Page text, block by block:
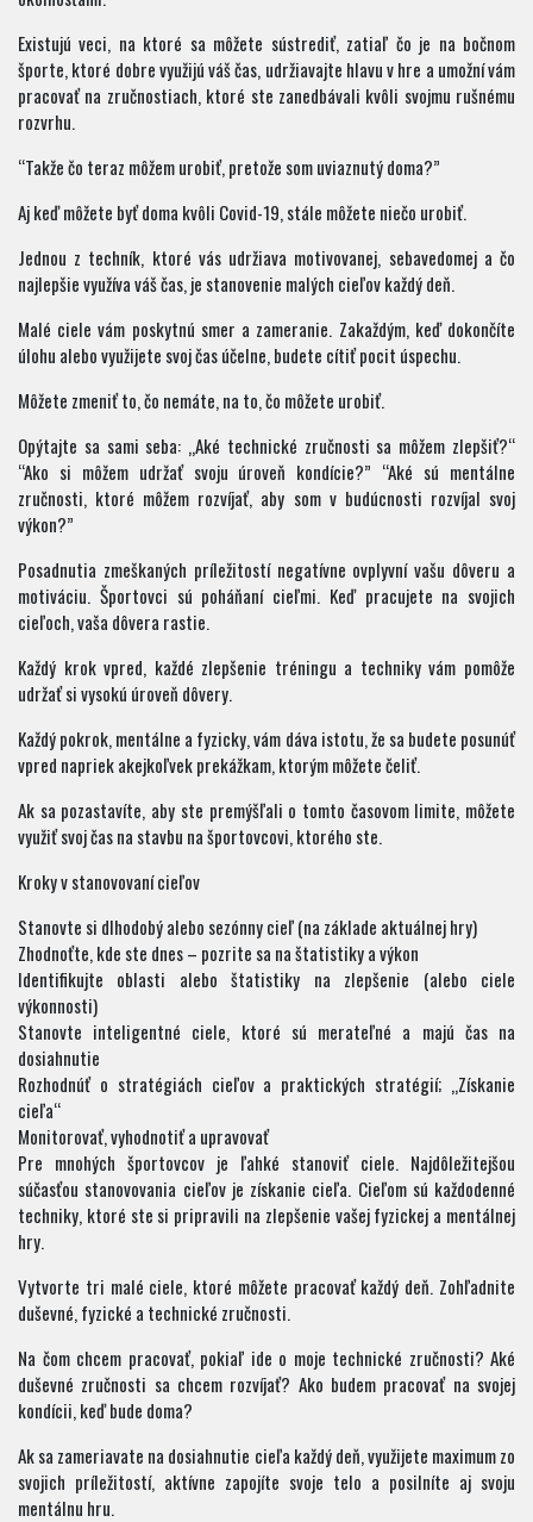
Existujú veci, na ktoré sa môžete sústrediť, zatiaľ čo je na bočnom
športe, ktoré dobre využijú váš čas, udržiavajte hlavu v hre a umožní vám
pracovať na zručnostiach, ktoré ste zanedbávali kvôli svojmu rušnému
rozvrhu.
“Takže čo teraz môžem urobiť, pretože som uviaznutý doma?”
Aj keď môžete byť doma kvôli Covid-19, stále môžete niečo urobiť.
Jednou z techník, ktoré vás udržiava motivovanej, sebavedomej a čo
najlepšie využíva váš čas, je stanovenie malých cieľov každý deň.
Malé ciele vám poskytnú smer a zameranie. Zakaždým, keď dokončíte
úlohu alebo využijete svoj čas účelne, budete cítiť pocit úspechu.
Môžete zmeniť to, čo nemáte, na to, čo môžete urobiť.
Opýtajte sa sami seba: „Aké technické zručnosti sa môžem zlepšiť?“
“Ako si môžem udržať svoju úroveň kondície?” “Aké sú mentálne
zručnosti, ktoré môžem rozvíjať, aby som v budúcnosti rozvíjal svoj
výkon?”
Posadnutia zmeškaných príležitostí negatívne ovplyvní vašu dôveru a
motiváciu. Športovci sú poháňaní cieľmi. Keď pracujete na svojich
cieľoch, vaša dôvera rastie.
Každý krok vpred, každé zlepšenie tréningu a techniky vám pomôže
udržať si vysokú úroveň dôvery.
Každý pokrok, mentálne a fyzicky, vám dáva istotu, že sa budete posunúť
vpred napriek akejkoľvek prekážkam, ktorým môžete čeliť.
Ak sa pozastavíte, aby ste premýšľali o tomto časovom limite, môžete
využiť svoj čas na stavbu na športovcovi, ktorého ste.
Kroky v stanovovaní cieľov
Stanovte si dlhodobý alebo sezónny cieľ (na základe aktuálnej hry)
Zhodnoťte, kde ste dnes – pozrite sa na štatistiky a výkon
Identifikujte oblasti alebo štatistiky na zlepšenie (alebo ciele
výkonnosti)
Stanovte inteligentné ciele, ktoré sú merateľné a majú čas na
dosiahnutie
Rozhodnúť o stratégiách cieľov a praktických stratégií; „Získanie
cieľa“
Monitorovať, vyhodnotiť a upravovať
Pre mnohých športovcov je ľahké stanoviť ciele. Najdôležitejšou
súčasťou stanovovania cieľov je získanie cieľa. Cieľom sú každodenné
techniky, ktoré ste si pripravili na zlepšenie vašej fyzickej a mentálnej
hry.
Vytvorte tri malé ciele, ktoré môžete pracovať každý deň. Zohľadnite
duševné, fyzické a technické zručnosti.
Na čom chcem pracovať, pokiaľ ide o moje technické zručnosti? Aké
duševné zručnosti sa chcem rozvíjať? Ako budem pracovať na svojej
kondícii, keď bude doma?
Ak sa zameriavate na dosiahnutie cieľa každý deň, využijete maximum zo
svojich príležitostí, aktívne zapojíte svoje telo a posilníte aj svoju
mentálnu hru.